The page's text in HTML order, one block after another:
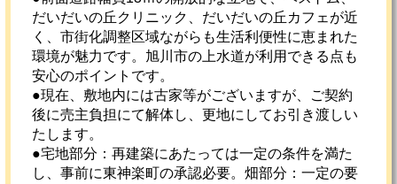
だいだいの丘クリニック、だいだいの丘カフェが近
く、市街化調整区域ながらも生活利便性に恵まれた
環境が魅力です。旭川市の上水道が利用できる点も
安心のポイントです。
●現在、敷地内には古家等がございますが、ご契約
後に売主負担にて解体し、更地にしてお引き渡しい
たします。
●宅地部分：再建築にあたっては一定の条件を満た
し、事前に東神楽町の承認必要。畑部分：一定の要